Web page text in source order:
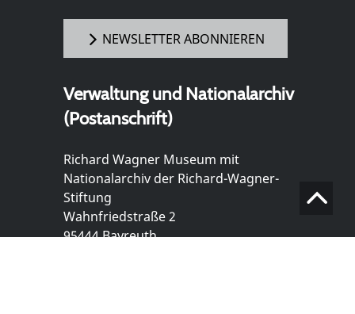
NEWSLETTER ABONNIEREN
Verwaltung und Nationalarchiv
(Postanschrift)
Richard Wagner Museum mit
Nationalarchiv der Richard-Wagner-
Stiftung
Wahnfriedstraße 2
95444 Bayreuth